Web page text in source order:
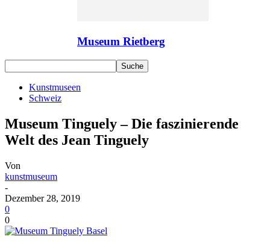
Museum Rietberg
Kunstmuseen
Schweiz
Museum Tinguely – Die faszinierende
Welt des Jean Tinguely
Von
kunstmuseum
-
Dezember 28, 2019
0
0